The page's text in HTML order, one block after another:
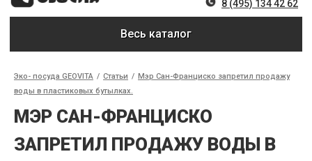
8 (495) 134 42 62
Весь каталог
Эко- посуда GEOVITA / Статьи / Мэр Сан-Франциско запретил продажу
воды в пластиковых бутылках.
МЭР САН-ФРАНЦИСКО
ЗАПРЕТИЛ ПРОДАЖУ ВОДЫ В